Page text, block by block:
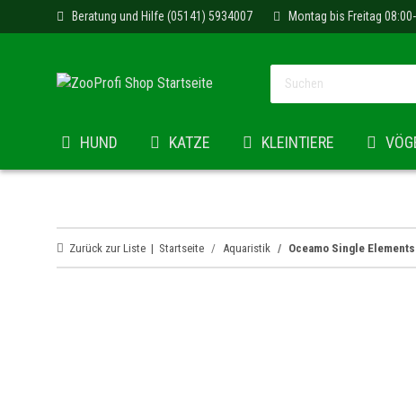
Beratung und Hilfe (05141) 5934007 Montag bis Freitag
HUND KATZE KLEINTIERE
Zurück zur Liste Startseite Aquaristik Oceamo Single